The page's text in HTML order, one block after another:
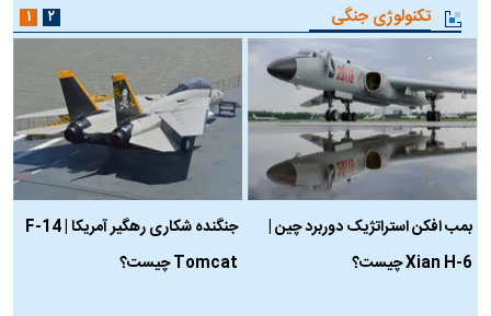
تکنولوژی جنگی
بمب افکن استراتژیک دوربرد چین |
Xian H-6 چیست؟
جنگنده شکاری رهگیر آمریکا | F-14
Tomcat چیست؟
۱ ۲